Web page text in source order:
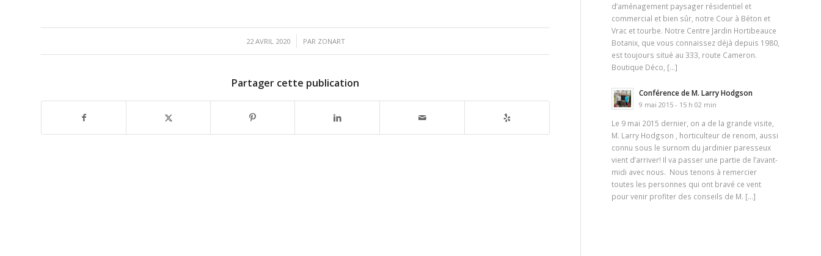
22 AVRIL 2020
/ PAR ZONART
Partager cette publication
d’aménagement paysager résidentiel et
commercial et bien sûr, notre Cour à Béton et
Vrac et tourbe. Notre Centre Jardin Hortibeauce
Botanix, que vous connaissez déjà depuis 1980,
est toujours situé au 333, route Cameron.
Boutique Déco, […]
Conférence de M. Larry Hodgson
9 mai 2015 - 15 h 02 min
Le 9 mai 2015 dernier, on a de la grande visite,
M. Larry Hodgson , horticulteur de renom, aussi
connu sous le surnom du jardinier paresseux
vient d’arriver! Il va passer une partie de l’avant-
midi avec nous. Nous tenons à remercier
toutes les personnes qui ont bravé ce vent
pour venir profiter des conseils de M. […]